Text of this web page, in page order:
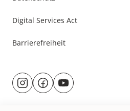
Digital Services Act
Barrierefreiheit
Besuche
uns@rund.ums.baby
facebook.com/
youtube.com/